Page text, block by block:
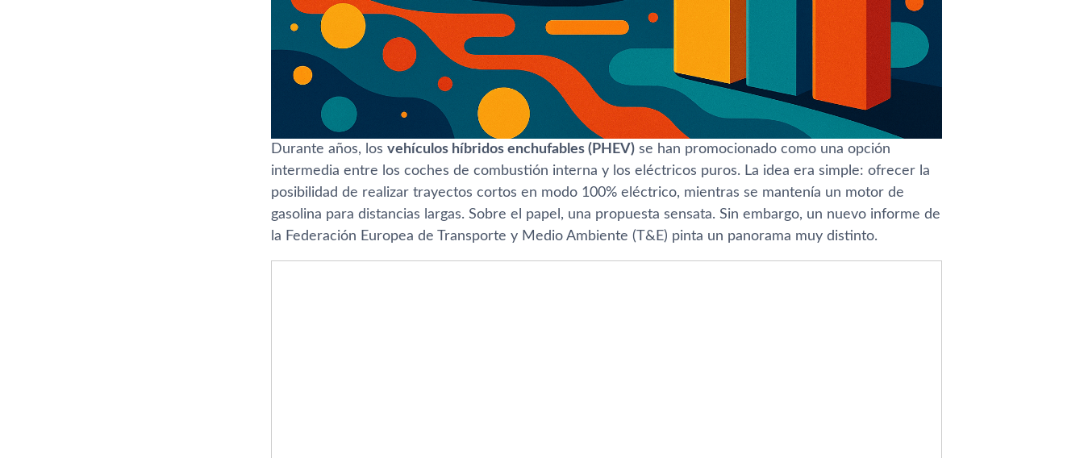
Durante años, los vehículos híbridos enchufables (PHEV) se han promocionado como una opción
intermedia entre los coches de combustión interna y los eléctricos puros. La idea era simple: ofrecer la
posibilidad de realizar trayectos cortos en modo 100% eléctrico, mientras se mantenía un motor de
gasolina para distancias largas. Sobre el papel, una propuesta sensata. Sin embargo, un nuevo informe de
la Federación Europea de Transporte y Medio Ambiente (T&E) pinta un panorama muy distinto.